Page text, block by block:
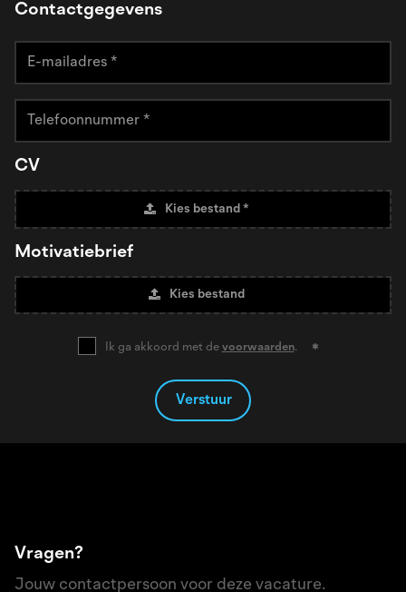
Contactgegevens
CV
Kies bestand *
Motivatiebrief
Kies bestand
Ik ga akkoord met de voorwaarden.
Verstuur
Vragen?
Jouw contactpersoon voor deze vacature.